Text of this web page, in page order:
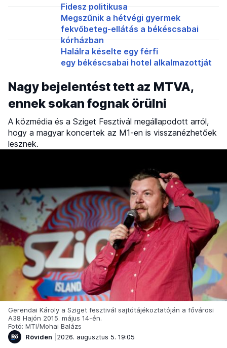
Fidesz politikusa
Megszűnik a hétvégi gyermek
fekvőbeteg-ellátás a békéscsabai
kórházban
Halálra késelte egy férfi
egy békéscsabai hotel alkalmazottját
Nagy bejelentést tett az MTVA,
ennek sokan fognak örülni
A közmédia és a Sziget Fesztivál megállapodott arról,
hogy a magyar koncertek az M1-en is visszanézhetőek
lesznek.
Gerendai Károly a Sziget fesztivál sajtótájékoztatóján a fővárosi
A38 Hajón 2015. május 14-én.
Fotó: MTI/Mohai Balázs
Röviden
2026. augusztus 5. 19:05